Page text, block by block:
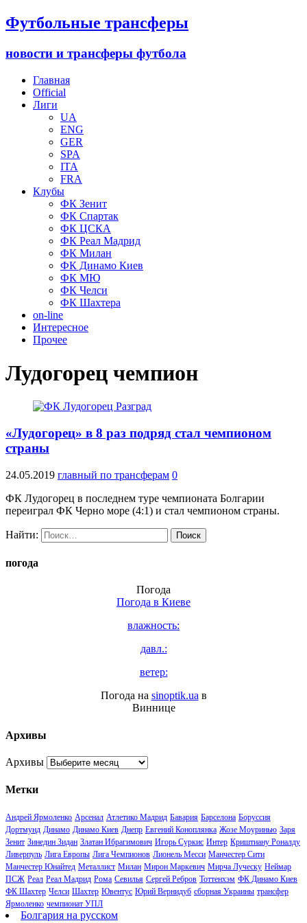
Футбольные трансферы
новости и трансферы футбола
Главная
Official
Лиги
UA
ENG
GER
SPA
ITA
FRA
Клубы
ФК Зенит
ФК Спартак
ФК ЦСКА
ФК Реал Мадрид
ФК Милан
ФК Динамо Киев
ФК МЮ
ФК Челси
ФК Шахтера
on-line
Интересное
Прочее
Лудогорец чемпион
«Лудогорец» в 8 раз подряд стал чемпионом
страны
24.05.2019 главный по трансферам 0
ФК Лудогорец в последнем туре чемпионата Болгарии
переиграл ФК Черно море (4:1) и стал чемпионом страны.
Найти:
погода
Погода
Погода в Киеве
влажность:
давл.:
ветер:
Погода на sinoptik.ua в
Виннице
Архивы
Архивы
Метки
Андрей Ярмоленко Арсенал Атлетико Мадрид Бавария Барселона Боруссия
Дортмунд Динамо Динамо Киев Днепр Евгений Коноплянка Жозе Моуринью Заря
Зенит Зинедин Зидан Златан Ибрагимович Игорь Суркис Интер Криштиану Роналду
Ливерпуль Лига Европы Лига Чемпионов Лионель Месси Манчестер Сити
Манчестер Юнайтед Металлист Милан Мирон Маркевич Мирча Луческу Неймар
ПСЖ Реал Реал Мадрид Рома Севилья Сергей Ребров Тоттенхэм ФК Динамо Киев
ФК Шахтер Челси Шахтер Ювентус Юрий Вернидуб сборная Украины трансфер
Ярмоленко чемпионат УПЛ
Болгария на русском